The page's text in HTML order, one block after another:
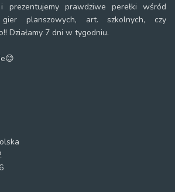
prezentujemy prawdziwe perełki wśród
gier planszowych, art. szkolnych, czy
Działamy 7 dni w tygodniu.